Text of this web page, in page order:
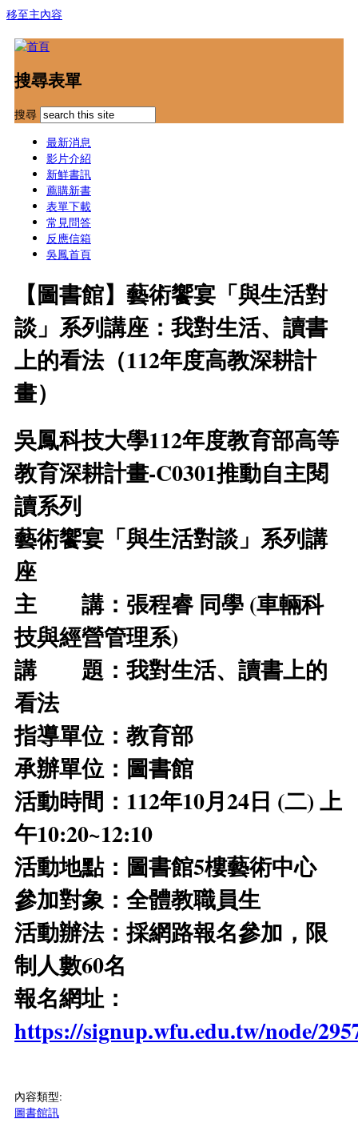
移至主內容
搜尋表單
搜尋
最新消息
影片介紹
新鮮書訊
薦購新書
表單下載
常見問答
反應信箱
吳鳳首頁
【圖書館】藝術饗宴「與生活對
談」系列講座：我對生活、讀書
上的看法（112年度高教深耕計
畫）
吳鳳科技大學112年度教育部高等
教育深耕計畫-C0301推動自主閱
讀系列
藝術饗宴「與生活對談」系列講
座
主 講：張程睿 同學 (車輛科
技與經營管理系)
講 題：我對生活、讀書上的
看法
指導單位：教育部
承辦單位：圖書館
活動時間：112年10月24日 (二) 上
午10:20~12:10
活動地點：圖書館5樓藝術中心
參加對象：全體教職員生
活動辦法：採網路報名參加，限
制人數60名
報名網址：
https://signup.wfu.edu.tw/node/
內容類型:
圖書館訊